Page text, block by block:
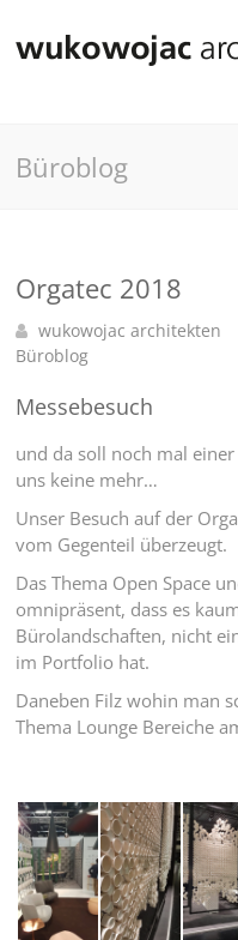
Büroblog
Orgatec 2018
wukowojac architekten
Büroblog
Messebesuch
und da soll noch mal
uns keine mehr…
Unser Besuch auf der
vom Gegenteil überzeugt.
Das Thema Open Space
omnipräsent, dass es
Bürolandschaften, nicht
im Portfolio hat.
Daneben Filz wohin man
Thema Lounge Bereiche